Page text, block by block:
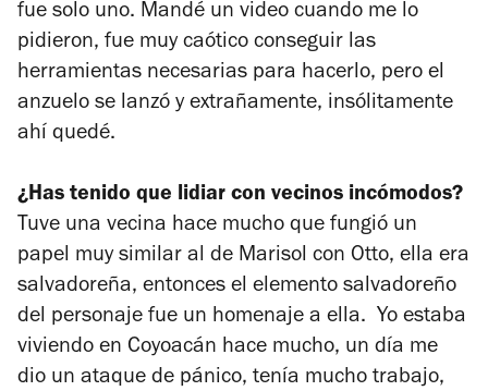
fue solo uno. Mandé un video cuando me lo
pidieron, fue muy caótico conseguir las
herramientas necesarias para hacerlo, pero el
anzuelo se lanzó y extrañamente, insólitamente
ahí quedé.
¿Has tenido que lidiar con vecinos incómodos?
Tuve una vecina hace mucho que fungió un
papel muy similar al de Marisol con Otto, ella era
salvadoreña, entonces el elemento salvadoreño
del personaje fue un homenaje a ella. Yo estaba
viviendo en Coyoacán hace mucho, un día me
dio un ataque de pánico, tenía mucho trabajo,